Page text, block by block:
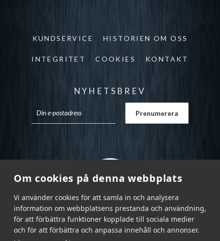
Om cookies på denna webbplats
Vi använder cookies för att samla in och analysera
information om webbplatsens prestanda och användning,
för att förbättra funktioner kopplade till sociala medier
och för att förbättra och anpassa innehåll och annonser.
KUNDSERVICE HISTORIEN OM OSS
INTEGRITET COOKIES KONTAKT
NYHETSBREV